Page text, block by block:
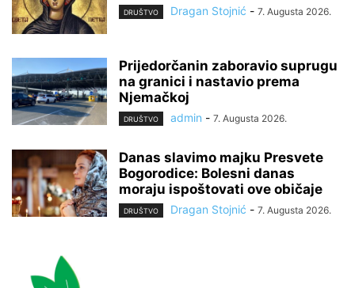
DRUŠTVO Dragan Stojnić - 7. Augusta 2026.
Prijedorčanin zaboravio suprugu
na granici i nastavio prema
Njemačkoj
DRUŠTVO admin - 7. Augusta 2026.
Danas slavimo majku Presvete
Bogorodice: Bolesni danas
moraju ispoštovati ove običaje
DRUŠTVO Dragan Stojnić - 7. Augusta 2026.